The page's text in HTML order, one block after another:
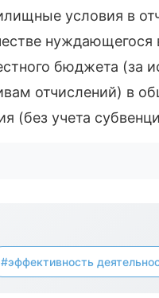
условия в
бюджета (за
отчислений) в
(без учета
#эффективность